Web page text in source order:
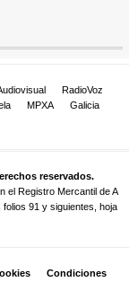
RadioVoz
MPXA
Galicia
reservados.
el Registro Mercantil de A
91 y siguientes, hoja
Condiciones